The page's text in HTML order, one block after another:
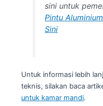
sini untuk
Pintu
Sini
Untuk informasi lebih
teknis, silakan baca
untuk kamar mandi.